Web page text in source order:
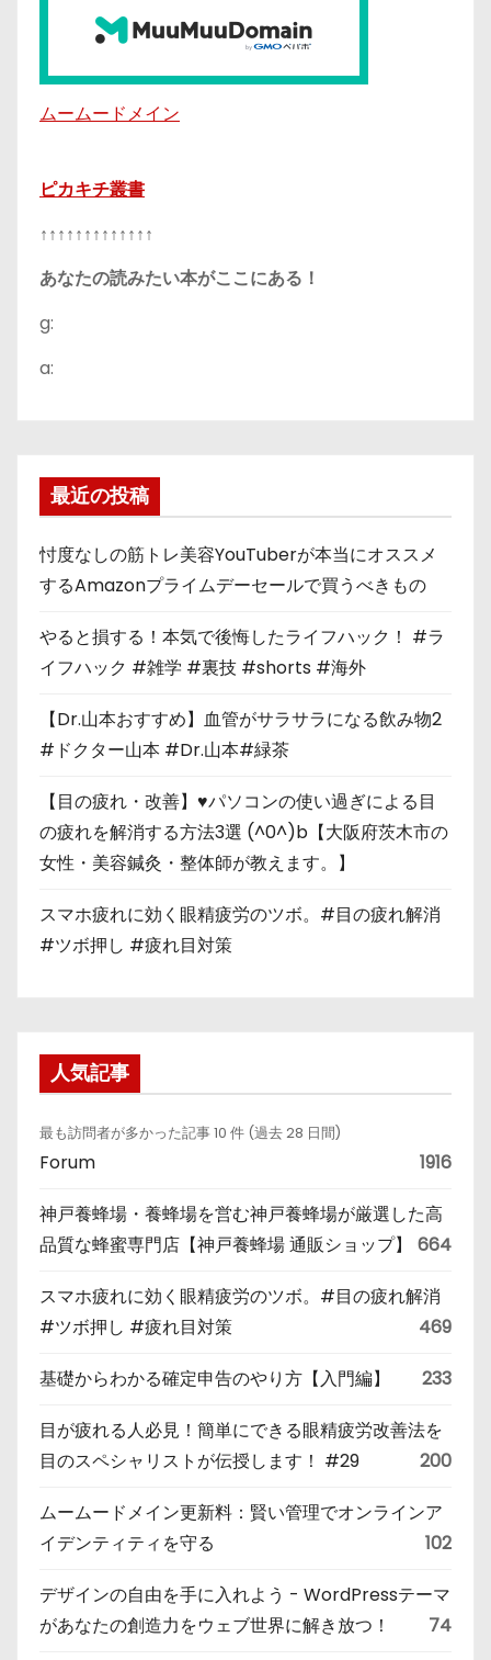
ムームードメイン
ピカキチ叢書
↑↑↑↑↑↑↑↑↑↑↑↑↑
あなたの読みたい本がここにある！
g:
a:
最近の投稿
忖度なしの筋トレ美容YouTuberが本当にオススメ
するAmazonプライムデーセールで買うべきもの
やると損する！本気で後悔したライフハック！ #ラ
イフハック #雑学 #裏技 #shorts #海外
【Dr.山本おすすめ】血管がサラサラになる飲み物2
#ドクター山本 #Dr.山本#緑茶
【目の疲れ・改善】♥パソコンの使い過ぎによる目
の疲れを解消する方法3選 (^0^)b【大阪府茨木市の
女性・美容鍼灸・整体師が教えます。】
スマホ疲れに効く眼精疲労のツボ。#目の疲れ解消
#ツボ押し #疲れ目対策
人気記事
最も訪問者が多かった記事 10 件 (過去 28 日間)
Forum 1916
神戸養蜂場・養蜂場を営む神戸養蜂場が厳選した高
品質な蜂蜜専門店【神戸養蜂場 通販ショップ】
664
スマホ疲れに効く眼精疲労のツボ。#目の疲れ解消
#ツボ押し #疲れ目対策
469
基礎からわかる確定申告のやり方【入門編】 233
目が疲れる人必見！簡単にできる眼精疲労改善法を
目のスペシャリストが伝授します！ #29
200
ムームードメイン更新料：賢い管理でオンラインア
イデンティティを守る
102
デザインの自由を手に入れよう - WordPressテーマ
があなたの創造力をウェブ世界に解き放つ！
74